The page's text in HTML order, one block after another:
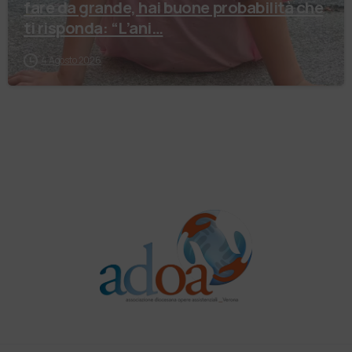
fare da grande, hai buone probabilità che
ti risponda: “L’ani…
4 Agosto 2026